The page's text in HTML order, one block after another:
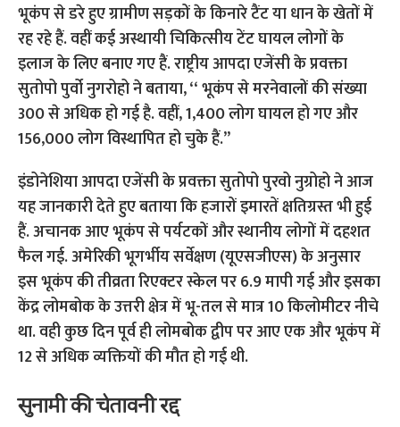
भूकंप से डरे हुए ग्रामीण सड़कों के किनारे टैंट या धान के खेतों में
रह रहे हैं. वहीं कई अस्थायी चिकित्सीय टेंट घायल लोगों के
इलाज के लिए बनाए गए हैं. राष्ट्रीय आपदा एजेंसी के प्रवक्ता
सुतोपो पुर्वो नुगरोहो ने बताया, ‘‘ भूकंप से मरनेवालों की संख्या
300 से अधिक हो गई है. वहीं, 1,400 लोग घायल हो गए और
156,000 लोग विस्थापित हो चुके हैं.’’
इंडोनेशिया आपदा एजेंसी के प्रवक्ता सुतोपो पुरवो नुग्रोहो ने आज
यह जानकारी देते हुए बताया कि हजारों इमारतें क्षतिग्रस्त भी हुई
हैं. अचानक आए भूकंप से पर्यटकों और स्थानीय लोगों में दहशत
फैल गई. अमेरिकी भूगर्भीय सर्वेक्षण (यूएसजीएस) के अनुसार
इस भूकंप की तीव्रता रिएक्टर स्केल पर 6.9 मापी गई और इसका
केंद्र लोमबोक के उत्तरी क्षेत्र में भू-तल से मात्र 10 किलोमीटर नीचे
था. वही कुछ दिन पूर्व ही लोमबोक द्वीप पर आए एक और भूकंप में
12 से अधिक व्यक्तियों की मौत हो गई थी.
सुनामी की चेतावनी रद्द